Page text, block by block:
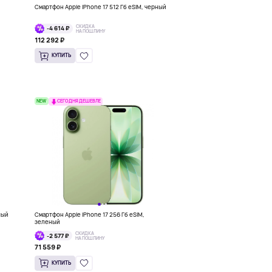
Смартфон Apple iPhone 17 512 Гб eSIM, черный
-4 614 ₽
СКИДКА
НА ПОШЛИНУ
112 292 ₽
КУПИТЬ
NEW СЕГОДНЯ ДЕШЕВЛЕ
Смартфон Apple iPhone 17 256 Гб eSIM,
зеленый
-2 577 ₽
СКИДКА
НА ПОШЛИНУ
71 559 ₽
КУПИТЬ